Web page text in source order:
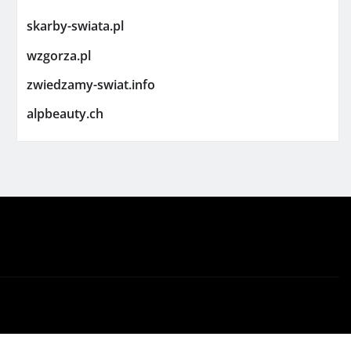
skarby-swiata.pl
wzgorza.pl
zwiedzamy-swiat.info
alpbeauty.ch